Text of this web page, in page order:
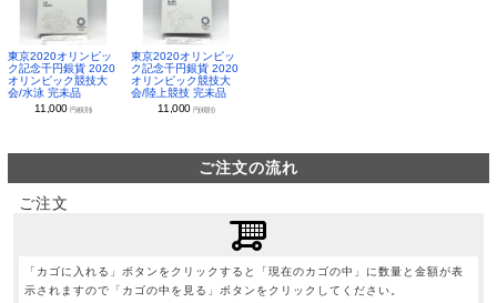
東京2020オリンピッ
ク記念千円銀貨 2020
オリンピック競技大
会/水泳 完未品
11,000円(税別)
東京2020オリンピッ
ク記念千円銀貨 2020
オリンピック競技大
会/陸上競技 完未品
11,000 円(税別)
ご注文の流れ
ご注文
「カゴに入れる」ボタンをクリックすると「現在のカゴの中」に数量と金額が表
示されますので「カゴの中を見る」ボタンをクリックしてください。